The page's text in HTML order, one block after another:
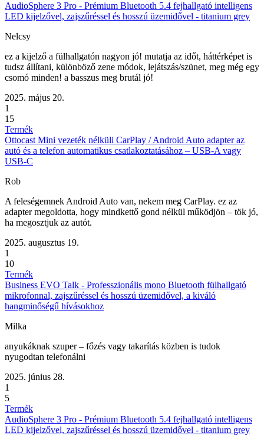
AudioSphere 3 Pro - Prémium Bluetooth 5.4 fejhallgató intelligens
LED kijelzővel, zajszűréssel és hosszú üzemidővel - titanium grey
Nelcsy
ez a kijelző a fülhallgatón nagyon jó! mutatja az időt, háttérképet is
tudsz állítani, különböző zene módok, lejátszás/szünet, meg még egy
csomó minden! a basszus meg brutál jó!
2025. május 20.
1
15
Termék
Ottocast Mini vezeték nélküli CarPlay / Android Auto adapter az
autó és a telefon automatikus csatlakoztatásához – USB-A vagy
USB-C
Rob
A feleségemnek Android Auto van, nekem meg CarPlay. ez az
adapter megoldotta, hogy mindkettő gond nélkül működjön – tök jó,
ha megosztjuk az autót.
2025. augusztus 19.
1
10
Termék
Business EVO Talk - Professzionális mono Bluetooth fülhallgató
mikrofonnal, zajszűréssel és hosszú üzemidővel, a kiváló
hangminőségű hívásokhoz
Milka
anyukáknak szuper – főzés vagy takarítás közben is tudok
nyugodtan telefonálni
2025. június 28.
1
5
Termék
AudioSphere 3 Pro - Prémium Bluetooth 5.4 fejhallgató intelligens
LED kijelzővel, zajszűréssel és hosszú üzemidővel - titanium grey